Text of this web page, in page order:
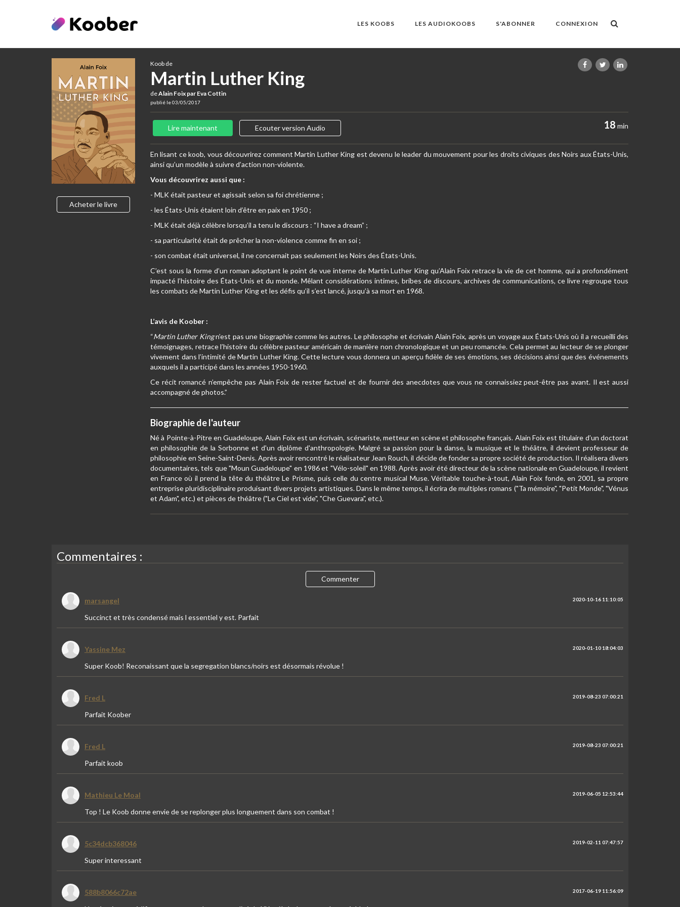
LES KOOBS LES AUDIOKOOBS S'ABONNER CONNEXION
Acheter le livre
Koob de
Martin Luther King
deAlain Foix par Eva Cottin
publié le 03/05/2017
18 min
Lire maintenant Ecouter version Audio
En lisant ce koob, vous découvrirez comment Martin Luther King est devenu le leader du mouvement pour les droits civiques des Noirs aux États-Unis,
ainsi qu’un modèle à suivre d’action non-violente.
Vous découvrirez aussi que :
- MLK était pasteur et agissait selon sa foi chrétienne ;
- les États-Unis étaient loin d’être en paix en 1950 ;
- MLK était déjà célèbre lorsqu’il a tenu le discours : “I have a dream” ;
- sa particularité était de prêcher la non-violence comme fin en soi ;
- son combat était universel, il ne concernait pas seulement les Noirs des États-Unis.
C’est sous la forme d’un roman adoptant le point de vue interne de Martin Luther King qu’Alain Foix retrace la vie de cet homme, qui a profondément
impacté l’histoire des États-Unis et du monde. Mêlant considérations intimes, bribes de discours, archives de communications, ce livre regroupe tous
les combats de Martin Luther King et les défis qu’il s’est lancé, jusqu’à sa mort en 1968.
L’avis de Koober :
“Martin Luther Kingn’est pas une biographie comme les autres. Le philosophe et écrivain Alain Foix, après un voyage aux États-Unis où il a recueilli des
témoignages, retrace l’histoire du célèbre pasteur américain de manière non chronologique et un peu romancée. Cela permet au lecteur de se plonger
vivement dans l’intimité de Martin Luther King. Cette lecture vous donnera un aperçu fidèle de ses émotions, ses décisions ainsi que des événements
auxquels il a participé dans les années 1950-1960.
Ce récit romancé n’empêche pas Alain Foix de rester factuel et de fournir des anecdotes que vous ne connaissiez peut-être pas avant. Il est aussi
accompagné de photos.”
Biographie de l'auteur
Né à Pointe-à-Pitre en Guadeloupe, Alain Foix est un écrivain, scénariste, metteur en scène et philosophe français. Alain Foix est titulaire d’un doctorat
en philosophie de la Sorbonne et d'un diplôme d'anthropologie. Malgré sa passion pour la danse, la musique et le théâtre, il devient professeur de
philosophie en Seine-Saint-Denis. Après avoir rencontré le réalisateur Jean Rouch, il décide de fonder sa propre société de production. Il réalisera divers
documentaires, tels que "Moun Guadeloupe" en 1986 et "Vélo-soleil" en 1988. Après avoir été directeur de la scène nationale en Guadeloupe, il revient
en France où il prend la tête du théâtre Le Prisme, puis celle du centre musical Muse. Véritable touche-à-tout, Alain Foix fonde, en 2001, sa propre
entreprise pluridisciplinaire produisant divers projets artistiques. Dans le même temps, il écrira de multiples romans ("Ta mémoire", "Petit Monde", "Vénus
et Adam", etc.) et pièces de théâtre ("Le Ciel est vide", "Che Guevara", etc.).
Commentaires :
Commenter
marsangel 2020-10-16 11:10:05
Succinct et très condensé mais l essentiel y est. Parfait
Yassine Mez 2020-01-10 18:04:03
Super Koob! Reconaissant que la segregation blancs/noirs est désormais révolue !
Fred L 2019-08-23 07:00:21
Parfait Koober
Fred L 2019-08-23 07:00:21
Parfait koob
Mathieu Le Moal 2019-06-05 12:53:44
Top ! Le Koob donne envie de se replonger plus longuement dans son combat !
5c34dcb368046 2019-02-11 07:47:57
Super interessant
588b8066c72ae 2017-06-19 11:56:09